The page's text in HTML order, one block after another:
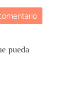
pueda